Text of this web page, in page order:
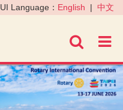
進階
UI Language： English | 中文
›